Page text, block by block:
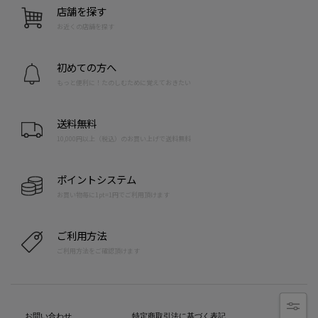
店舗を探す
お近くの店舗を探す
初めての方へ
もっと便利に！たのしむために覚えておきたい
送料無料
10,000円以上（税込）のお買い上げで送料無料
ポイントシステム
お買い物毎に1pt=1円でご利用頂けます
ご利用方法
ご利用方法をご確認頂けます